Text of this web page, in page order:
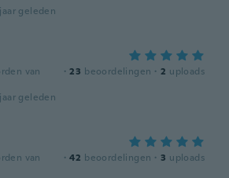
geleden
van
· 23 beoordelingen · 2 uploads
geleden
van
· 42 beoordelingen · 3 uploads